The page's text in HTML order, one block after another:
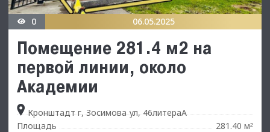
0 06.05.2025
Помещение 281.4 м2 на
первой линии, около
Академии
Кронштадт г, Зосимова ул, 46литераА
Площадь
281.40 м²